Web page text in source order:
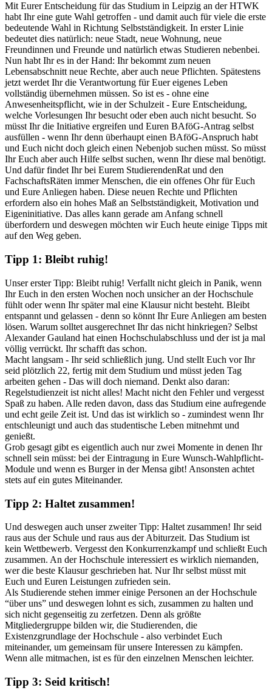
Mit Eurer Entscheidung für das Studium in Leipzig an der HTWK
habt Ihr eine gute Wahl getroffen - und damit auch für viele die erste
bedeutende Wahl in Richtung Selbstständigkeit. In erster Linie
bedeutet dies natürlich: neue Stadt, neue Wohnung, neue
Freundinnen und Freunde und natürlich etwas Studieren nebenbei.
Nun habt Ihr es in der Hand: Ihr bekommt zum neuen
Lebensabschnitt neue Rechte, aber auch neue Pflichten. Spätestens
jetzt werdet Ihr die Verantwortung für Euer eigenes Leben
vollständig übernehmen müssen. So ist es - ohne eine
Anwesenheitspflicht, wie in der Schulzeit - Eure Entscheidung,
welche Vorlesungen Ihr besucht oder eben auch nicht besucht. So
müsst Ihr die Initiative ergreifen und Euren BAföG-Antrag selbst
ausfüllen - wenn Ihr denn überhaupt einen BAföG-Anspruch habt
und Euch nicht doch gleich einen Nebenjob suchen müsst. So müsst
Ihr Euch aber auch Hilfe selbst suchen, wenn Ihr diese mal benötigt.
Und dafür findet Ihr bei Eurem StudierendenRat und den
FachschaftsRäten immer Menschen, die ein offenes Ohr für Euch
und Eure Anliegen haben. Diese neuen Rechte und Pflichten
erfordern also ein hohes Maß an Selbstständigkeit, Motivation und
Eigeninitiative. Das alles kann gerade am Anfang schnell
überfordern und deswegen möchten wir Euch heute einige Tipps mit
auf den Weg geben.
Tipp 1: Bleibt ruhig!
Unser erster Tipp: Bleibt ruhig! Verfallt nicht gleich in Panik, wenn
Ihr Euch in den ersten Wochen noch unsicher an der Hochschule
fühlt oder wenn Ihr später mal eine Klausur nicht besteht. Bleibt
entspannt und gelassen - denn so könnt Ihr Eure Anliegen am besten
lösen. Warum solltet ausgerechnet Ihr das nicht hinkriegen? Selbst
Alexander Gauland hat einen Hochschulabschluss und der ist ja mal
völlig verrückt. Ihr schafft das schon.
Macht langsam - Ihr seid schließlich jung. Und stellt Euch vor Ihr
seid plötzlich 22, fertig mit dem Studium und müsst jeden Tag
arbeiten gehen - Das will doch niemand. Denkt also daran:
Regelstudienzeit ist nicht alles! Macht nicht den Fehler und vergesst
Spaß zu haben. Alle reden davon, dass das Studium eine aufregende
und echt geile Zeit ist. Und das ist wirklich so - zumindest wenn Ihr
entschleunigt und auch das studentische Leben mitnehmt und
genießt.
Grob gesagt gibt es eigentlich auch nur zwei Momente in denen Ihr
schnell sein müsst: bei der Eintragung in Eure Wunsch-Wahlpflicht-
Module und wenn es Burger in der Mensa gibt! Ansonsten achtet
stets auf ein gutes Miteinander.
Tipp 2: Haltet zusammen!
Und deswegen auch unser zweiter Tipp: Haltet zusammen! Ihr seid
raus aus der Schule und raus aus der Abiturzeit. Das Studium ist
kein Wettbewerb. Vergesst den Konkurrenzkampf und schließt Euch
zusammen. An der Hochschule interessiert es wirklich niemanden,
wer die beste Klausur geschrieben hat. Nur Ihr selbst müsst mit
Euch und Euren Leistungen zufrieden sein.
Als Studierende stehen immer einige Personen an der Hochschule
“über uns” und deswegen lohnt es sich, zusammen zu halten und
sich nicht gegenseitig zu zerfetzen. Denn als größte
Mitgliedergruppe bilden wir, die Studierenden, die
Existenzgrundlage der Hochschule - also verbindet Euch
miteinander, um gemeinsam für unsere Interessen zu kämpfen.
Wenn alle mitmachen, ist es für den einzelnen Menschen leichter.
Tipp 3: Seid kritisch!